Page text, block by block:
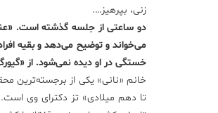
زنی، بپرهیز….
دو ساعتی از جلسه گذشته است.
می‌خواند و توضیح می‌دهد و بقیه
خستگی در او دیده نمی‌شود. از
خانم «نانی» یکی از برجسته‌ترین
تا دهم میلادی» تز دکترای وی